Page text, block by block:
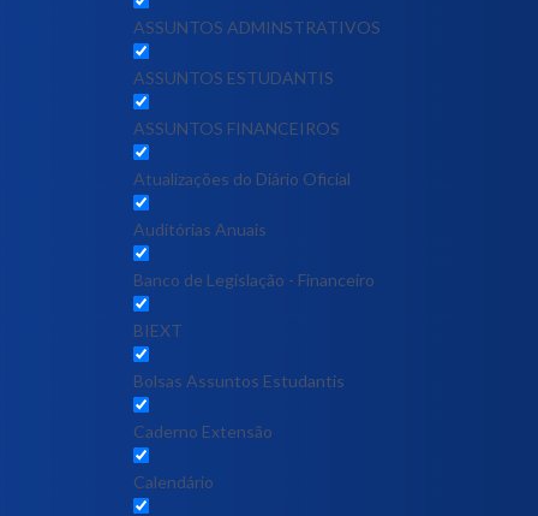
ASSUNTOS ADMINSTRATIVOS
ASSUNTOS ESTUDANTIS
ASSUNTOS FINANCEIROS
Atualizações do Diário Oficial
Auditórias Anuais
Banco de Legislação - Financeiro
BIEXT
Bolsas Assuntos Estudantis
Caderno Extensão
Calendário